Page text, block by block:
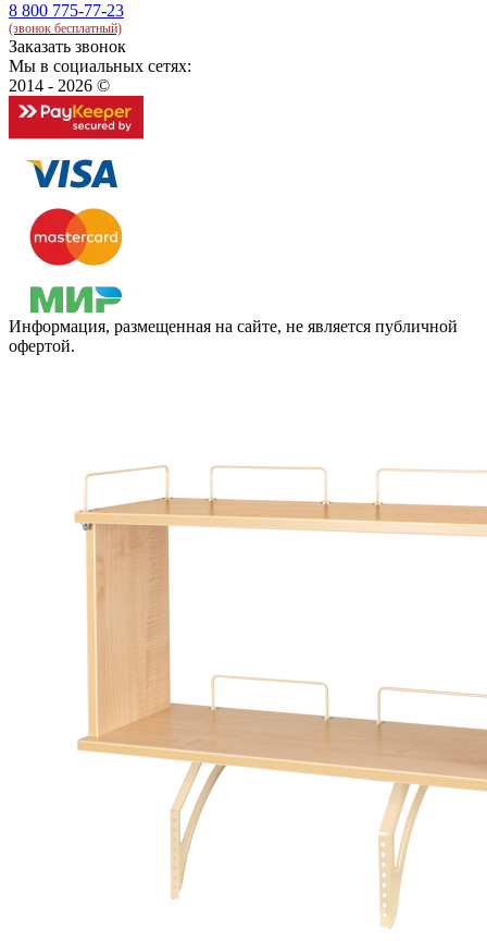
8 800 775-77-23
(звонок бесплатный)
Заказать звонок
Мы в социальных сетях:
2014 - 2026 ©
Информация, размещенная на сайте, не является публичной
офертой.